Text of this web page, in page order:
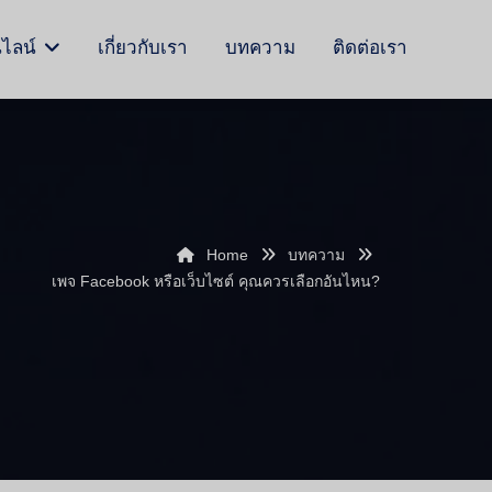
ลน์ เกี่ยวกับเรา บทความ ติดต่อเรา
Home
บทความ
เพจ Facebook หรือเว็บไซต์ คุณควรเลือกอันไหน?